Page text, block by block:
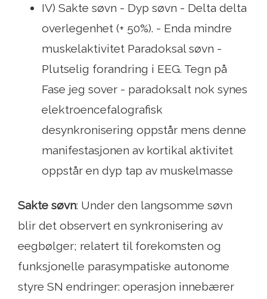
IV) Sakte søvn - Dyp søvn - Delta delta
overlegenhet (+ 50%). - Enda mindre
muskelaktivitet Paradoksal søvn -
Plutselig forandring i EEG. Tegn på
Fase jeg sover - paradoksalt nok synes
elektroencefalografisk
desynkronisering oppstår mens denne
manifestasjonen av kortikal aktivitet
oppstår en dyp tap av muskelmasse
Sakte søvn: Under den langsomme søvn
blir det observert en synkronisering av
eegbølger; relatert til forekomsten og
funksjonelle parasympatiske autonome
styre SN endringer: operasjon innebærer